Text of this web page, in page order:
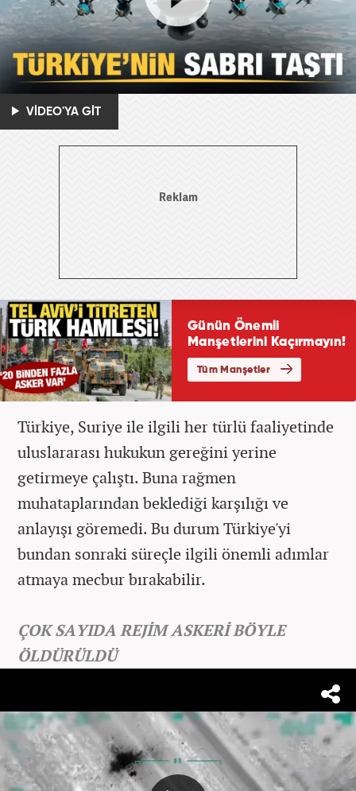
VİDEO'YA GİT
Türkiye, Suriye ile ilgili her türlü faaliyetinde
uluslararası hukukun gereğini yerine
getirmeye çalıştı. Buna rağmen
muhataplarından beklediği karşılığı ve
anlayışı göremedi. Bu durum Türkiye'yi
bundan sonraki süreçle ilgili önemli adımlar
atmaya mecbur bırakabilir.
ÇOK SAYIDA REJİM ASKERİ BÖYLE
ÖLDÜRÜLDÜ